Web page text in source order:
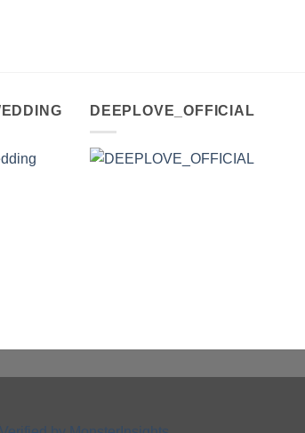
DEEPLOVE_OFFICIAL